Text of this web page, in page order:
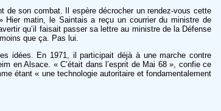
de son combat. Il espère décrocher un rendez-vous cette
Hier matin, le Saintais a reçu un courrier du ministre de
qu’il faisait passer sa lettre au ministre de la Défense
que ça. Pas lui.
idées. En 1971, il participait déjà à une marche contre
en Alsace. « C’était dans l’esprit de Mai 68 », confie ce
étant « une technologie autoritaire et fondamentalement